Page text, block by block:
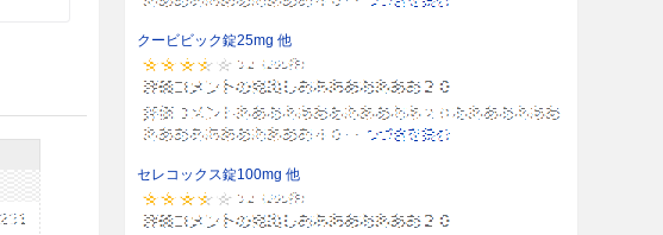
クービビック錠25mg 他
セレコックス錠100mg 他